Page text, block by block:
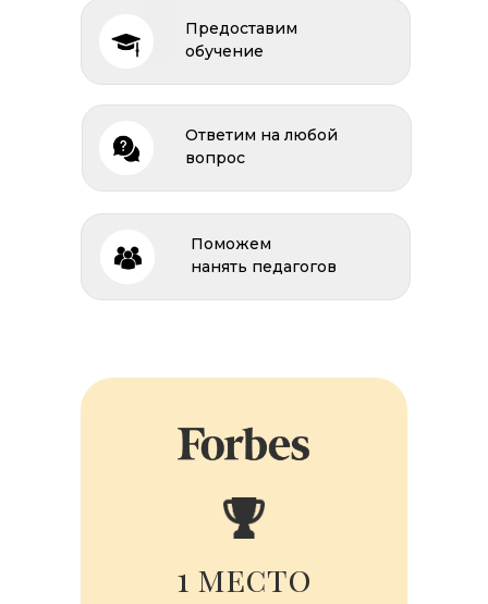
Предоставим
обучение
Поможем
нанять педагогов
Ответим на любой
вопрос
1 место